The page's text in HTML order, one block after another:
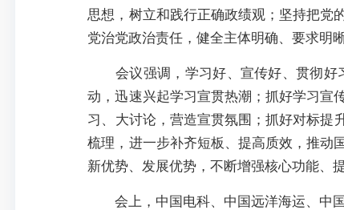
思想，树立和践行正确政绩观；坚持把党
党治党政治责任，健全主体明确、要求明
会议强调，学习好、宣传好、贯彻
动，迅速兴起学习宣贯热潮；抓好学习宣
习、大讨论，营造宣贯氛围；抓好对标提
梳理，进一步补齐短板、提高质效，推动
新优势、发展优势，不断增强核心功能、
会上，中国电科、中国远洋海运、中